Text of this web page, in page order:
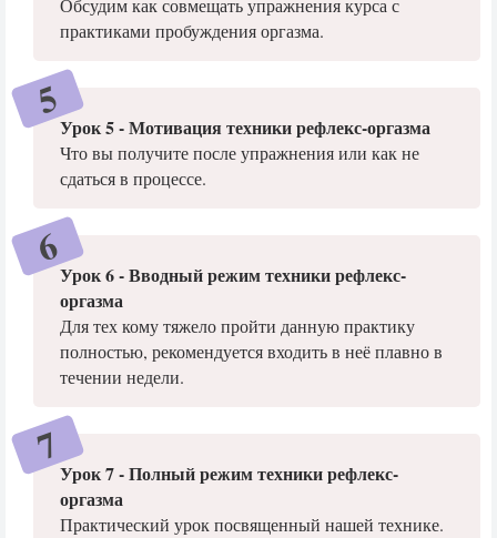
Обсудим как совмещать упражнения курса с
практиками пробуждения оргазма.
Урок 5 - Мотивация техники рефлекс-оргазма
Что вы получите после упражнения или как не
сдаться в процессе.
Урок 6 - Вводный режим техники рефлекс-
оргазма
Для тех кому тяжело пройти данную практику
полностью, рекомендуется входить в неё плавно в
течении недели.
Урок 7 - Полный режим техники рефлекс-
оргазма
Практический урок посвященный нашей технике.